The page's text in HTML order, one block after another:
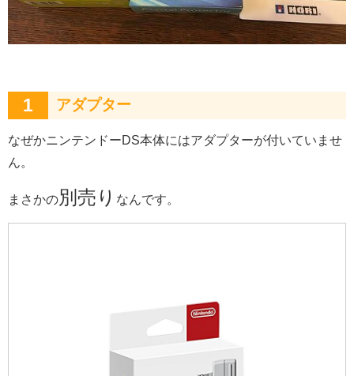
1 アダプター
なぜかニンテンドーDS本体にはアダプターが付いていませ
ん。
まさかの別売り なんです。